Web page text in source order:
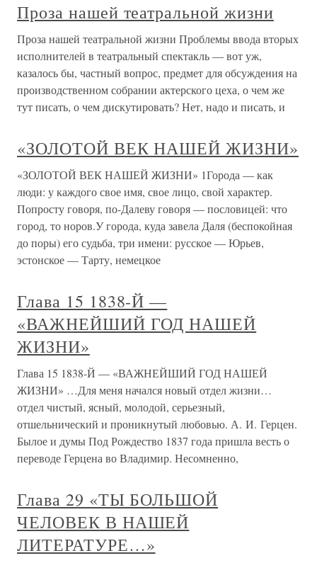
Проза нашей театральной жизни
Проза нашей театральной жизни Проблемы ввода вторых
исполнителей в театральный спектакль — вот уж,
казалось бы, частный вопрос, предмет для обсуждения на
производственном собрании актерского цеха, о чем же
тут писать, о чем дискутировать? Нет, надо и писать, и
«ЗОЛОТОЙ ВЕК НАШЕЙ ЖИЗНИ»
«ЗОЛОТОЙ ВЕК НАШЕЙ ЖИЗНИ» 1Города — как
люди: у каждого свое имя, свое лицо, свой характер.
Попросту говоря, по-Далеву говоря — пословицей: что
город, то норов.У города, куда завела Даля (беспокойная
до поры) его судьба, три имени: русское — Юрьев,
эстонское — Тарту, немецкое
Глава 15 1838-Й —
«ВАЖНЕЙШИЙ ГОД НАШЕЙ
ЖИЗНИ»
Глава 15 1838-Й — «ВАЖНЕЙШИЙ ГОД НАШЕЙ
ЖИЗНИ» …Для меня начался новый отдел жизни…
отдел чистый, ясный, молодой, серьезный,
отшельнический и проникнутый любовью. А. И. Герцен.
Былое и думы Под Рождество 1837 года пришла весть о
переводе Герцена во Владимир. Несомненно,
Глава 29 «ТЫ БОЛЬШОЙ
ЧЕЛОВЕК В НАШЕЙ
ЛИТЕРАТУРЕ…»